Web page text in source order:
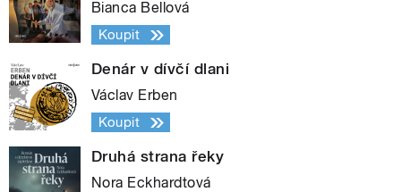
Bianca Bellová
Koupit
Denár v dívčí dlani
Václav Erben
Koupit
Druhá strana řeky
Nora Eckhardtová